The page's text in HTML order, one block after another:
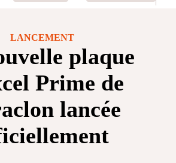
LANCEMENT
plaque
Prime de
lancée